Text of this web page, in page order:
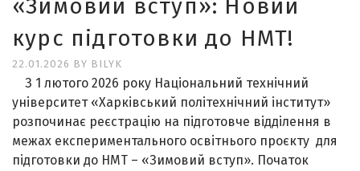
«Зимовий вступ»: Новий
курс підготовки до НМТ!
22.01.2026 BY BILYK
З 1 лютого 2026 року Національний технічний
університет «Харківський політехнічний інститут»
розпочинає реєстрацію на підготовче відділення в
межах експериментального освітнього проєкту для
підготовки до НМТ – «Зимовий вступ». Початок